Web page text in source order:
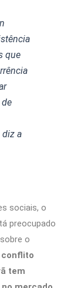
que
diz a
sociais, o
preocupado
o
conflito
tem